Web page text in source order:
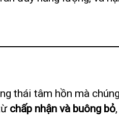
thái tâm hồn mà
chấp nhận và buông bỏ